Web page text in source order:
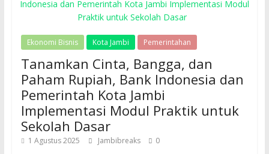
Ekonomi Bisnis Kota Jambi Pemerintahan
Tanamkan Cinta, Bangga, dan
Paham Rupiah, Bank Indonesia dan
Pemerintah Kota Jambi
Implementasi Modul Praktik untuk
Sekolah Dasar
1 Agustus 2025 Jambibreaks 0